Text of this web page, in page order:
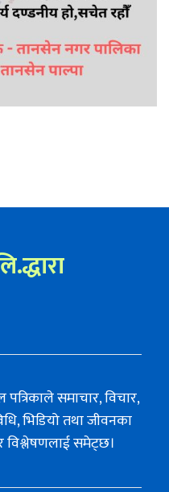
समाचार, विचार,
भिडियो तथा जीवनका
विश्लेषणलाई समेट्छ।